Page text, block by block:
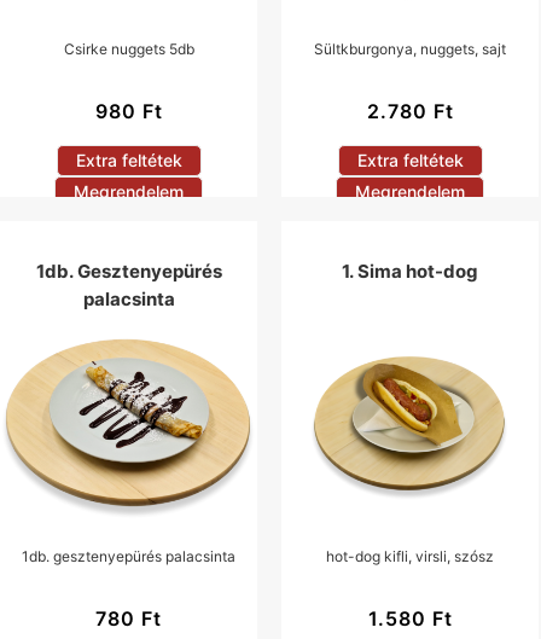
Csirke nuggets 5db
980 Ft
Extra feltétek
Megrendelem
Sültkburgonya, nuggets, sajt
2.780 Ft
Extra feltétek
Megrendelem
1db. Gesztenyepürés
palacsinta
1db. gesztenyepürés palacsinta
780 Ft
1. Sima hot-dog
hot-dog kifli, virsli, szósz
1.580 Ft